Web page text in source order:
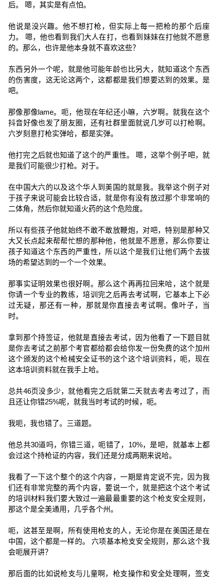
后。 嗯，其实是有点怕。
他说是没兴趣。他不想打枪，但实际上每一把枪的那个后座
力。 嗯，他也看到我们大人在打，也看到妹妹在打他就不愿意
的。那么，也许是他本身就不喜欢这些？
东西另外一个呢，就是他可能年龄也比另大，就知道这个东西
的伤害度，这无论这两个，这都都是我们想要达到的效果。是
吧。
那像那像lame。呃，他现在年纪还小嘛，六岁啊。就我在这个
抖音好像也发了朋友圈，还有社群里面就说几岁可以打枪啊。
六岁刻意打枪实弹哈，都是实弹。
他打完之后就也知道了这个的严重性。 嗯，这举个例子吧，就
是我们可能很少打枪。对于。
在中国大六的以及这个华人到美国的就是我。我举这个例子对
于孩子来说可能会比较合适，就是你有没有放过那个非常响的
二体角，然后你就知道火药的这个危险度。
所以有些孩子他就始终不敢不敢放鞭炮，对吧，特别是那种又
大又长点起来帮帮忙想的那种他，他就是不愿意，那么你要让
孩子知道这个东西的严重性，所以这个是我们让他们两个去拔
场的希望达到的一个一个效果。
那事实证明效果也很好啊。那么这个再再拉回来哈，这个就是
你请一个专业的教练，培训完之后再去考试啊，它基本上下必
过无疑，那还有一种，那就是你直接去考试啊。像叶子，当
时。
拿到那个持签证，他就是直接去考试，因为他看了一下题目就
是你去考试之前那个考官都给都会给你发一份免费的这个加州
这个颁发的这个枪械安全证书的这个这个培训资料，呃，现在
这本培训资料就在我手上哈。
总共46页没多少，就他看完之后就第二天就去考去考过了，而
且还让你错25%呢，就我当时考试的时候，呃。
我呃，我也错了。三道题。
他总共30道吗，你错三道，呃错了，10%，是吧，就基本上都
会过这个持枪证的内容，我们还是分成两期来说哈。
我看了一下这个整个的这个内容，一期是肯定说不完，因为我
们还有非常完整的两个内容，要说一个，就是把这个这个考试
的培训材料我们要大致过一遍最最重要的这个枪支安全规则，
那这个是全美通用，几乎各个州。
呃，这甚至是啊，所有使用枪支的人，无论你是在美国还是在
中国，这个都是一样的。 六项基本枪支安全规则，那么这个我
会呃展开讲？
那后面的比如说枪支与儿童啊，枪支操作和安全处理啊，签支